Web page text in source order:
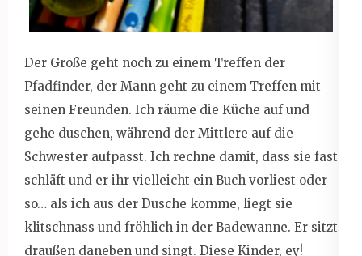
Der Große geht noch zu einem Treffen der
Pfadfinder, der Mann geht zu einem Treffen mit
seinen Freunden. Ich räume die Küche auf und
gehe duschen, während der Mittlere auf die
Schwester aufpasst. Ich rechne damit, dass sie fast
schläft und er ihr vielleicht ein Buch vorliest oder
so… als ich aus der Dusche komme, liegt sie
klitschnass und fröhlich in der Badewanne. Er sitzt
draußen daneben und singt. Diese Kinder, ey!